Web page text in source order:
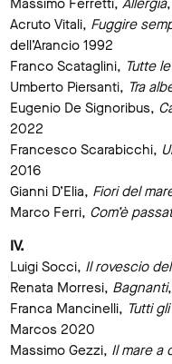
Acruto Vitali, Fuggire
dell’Arancio 1992
Franco Scataglini, Tutte
Umberto Piersanti, Tra
Eugenio De Signoribus,
2022
Francesco Scarabicchi,
2016
Gianni D’Elia, Fiori del
Marco Ferri, Com’è
IV.
Luigi Socci, Il rovescio
Renata Morresi, Bagnanti
Franca Mancinelli, Tutti
Marcos 2020
Massimo Gezzi, Il mare a